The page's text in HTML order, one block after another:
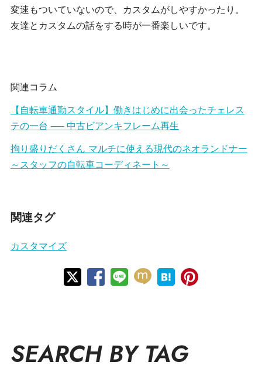
変速もついていないので、カスタムがしやすかったり。
友達とカスタムの話をする時が一番楽しいです。
関連コラム
【自転車通勤スタイル】働きはじめに出会ったチェレス
テの一台 ── 中古ビアンキフレーム再生
拘り盛りだくさん マルチに使える現代のネオランドナー
～スタッフの自転車コーディネート～
関連タグ
カスタマイズ
SEARCH BY TAG